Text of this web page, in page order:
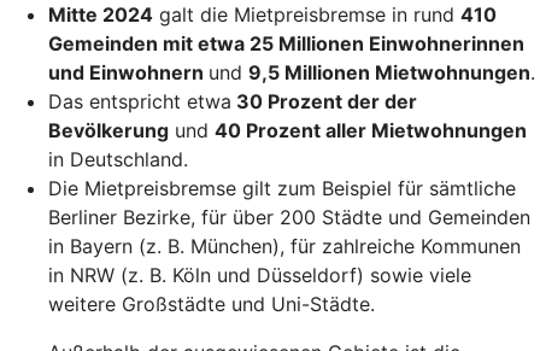
Mitte 2024 galt die Mietpreisbremse in rund 410
Gemeinden mit etwa 25 Millionen Einwohnerinnen
und Einwohnern und 9,5 Millionen Mietwohnungen.
Das entspricht etwa 30 Prozent der der
Bevölkerung und 40 Prozent aller Mietwohnungen
in Deutschland.
Die Mietpreisbremse gilt zum Beispiel für sämtliche
Berliner Bezirke, für über 200 Städte und Gemeinden
in Bayern (z. B. München), für zahlreiche Kommunen
in NRW (z. B. Köln und Düsseldorf) sowie viele
weitere Großstädte und Uni-Städte.